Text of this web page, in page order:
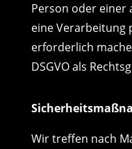
Person oder einer
eine Verarbeitung
erforderlich
DSGVO als
Wir treffen nach